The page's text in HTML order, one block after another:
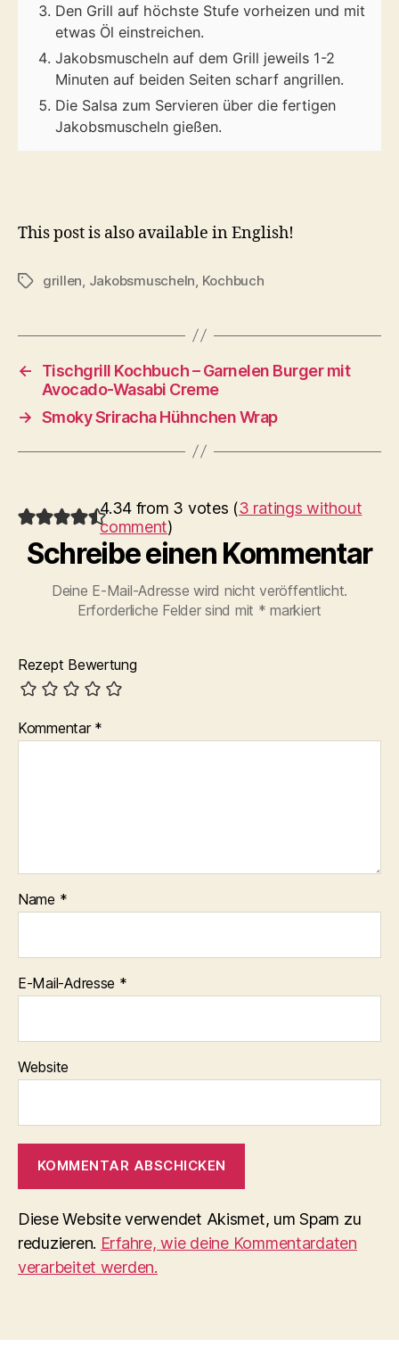
Den Grill auf höchste Stufe vorheizen und mit
etwas Öl einstreichen.
Jakobsmuscheln auf dem Grill jeweils 1-2
Minuten auf beiden Seiten scharf angrillen.
Die Salsa zum Servieren über die fertigen
Jakobsmuscheln gießen.
This post is also available in English!
Schlagwörter
grillen Jakobsmuscheln Kochbuch
←
Tischgrill Kochbuch – Garnelen Burger mit
Avocado-Wasabi Creme
→ Smoky Sriracha Hühnchen Wrap
4.34 from 3 votes (3 ratings without
comment)
Schreibe einen Kommentar
Deine E-Mail-Adresse wird nicht veröffentlicht.
Erforderliche Felder sind mit * markiert
Rezept Bewertung
Kommentar *
Name *
E-Mail-Adresse *
Website
Diese Website verwendet Akismet, um Spam zu
reduzieren. Erfahre, wie deine Kommentardaten
verarbeitet werden.